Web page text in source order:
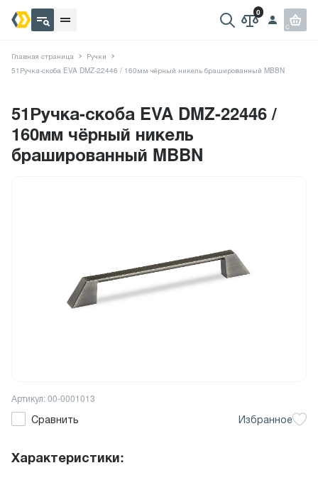
Главная страница
Ручки
51Ручка-скоба EVA DMZ-22446 / 160мм чёрный никель брашированный MBBN
51Ручка-скоба EVA DMZ-22446 /
160мм чёрный никель
брашированный MBBN
Сравнить Избранное
Артикул: 00-0001013
Характеристики: